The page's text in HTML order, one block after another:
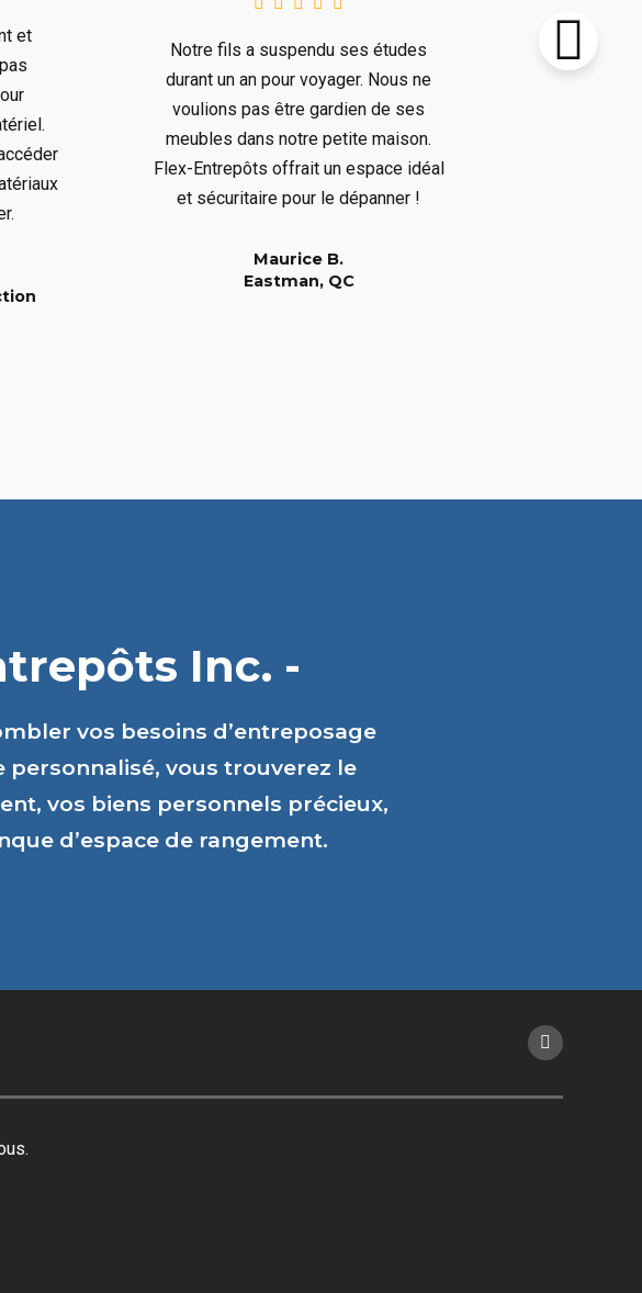
et
Notre fils a suspendu ses études
durant un an pour voyager. Nous ne
voulions pas être gardien de ses
meubles dans notre petite maison.
Flex-Entrepôts offrait un espace idéal
et sécuritaire pour le dépanner !
Maurice B.
Eastman, QC
le prochain
Inc. -
vos besoins d’entreposage
personnalisé, vous trouverez le
vos biens personnels précieux,
d’espace de rangement.